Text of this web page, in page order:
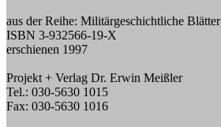
aus der Reihe: Militärgeschichtliche Blätter
ISBN 3-932566-19-X
erschienen 1997
Projekt + Verlag Dr. Erwin Meißler
Tel.: 030-5630 1015
Fax: 030-5630 1016